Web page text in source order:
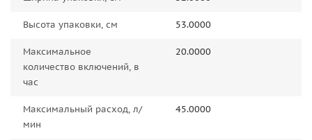
Высота упаковки, см 53.0000
Максимальное
количество включений, в
час
20.0000
Максимальный расход, л/
мин
45.0000